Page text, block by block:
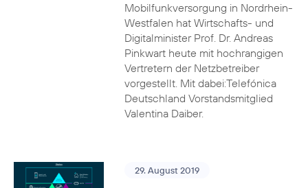
Mobilfunkversorgung in Nordrhein-
Westfalen hat Wirtschafts- und
Digitalminister Prof. Dr. Andreas
Pinkwart heute mit hochrangigen
Vertretern der Netzbetreiber
vorgestellt. Mit dabei:Telefónica
Deutschland Vorstandsmitglied
Valentina Daiber.
29. August 2019